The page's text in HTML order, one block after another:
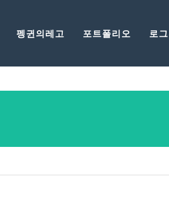
펭귄의레고 포트폴리오 로